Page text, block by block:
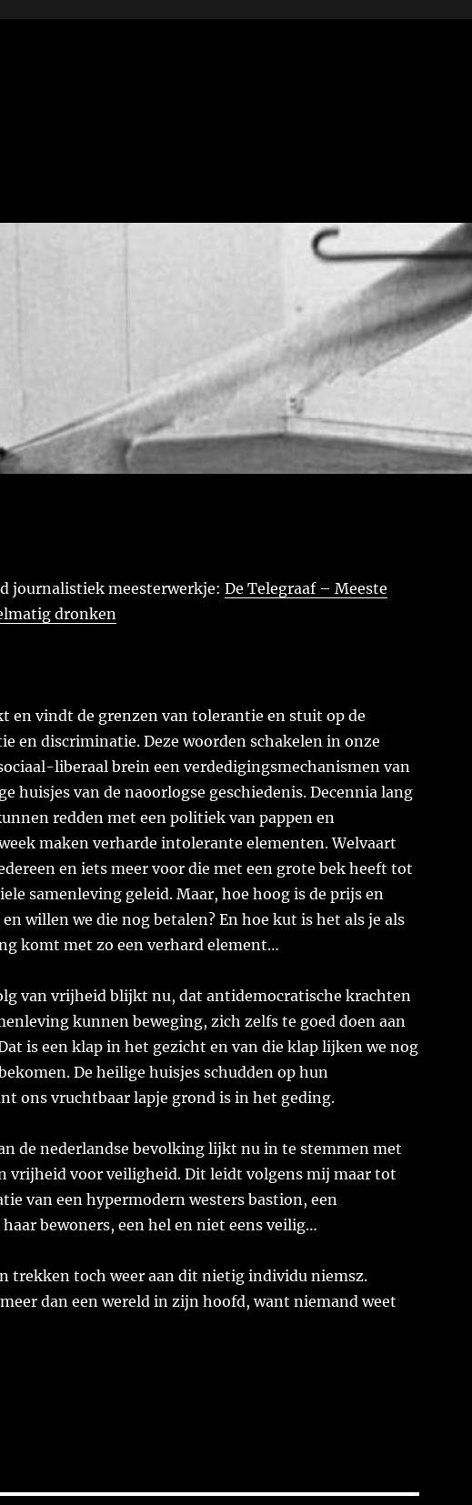
journalistiek meesterwerkje: De Telegraaf – Meeste
dronken
en vindt de grenzen van tolerantie en stuit op de
en discriminatie. Deze woorden schakelen in onze
liberaal brein een verdedigingsmechanismen van
huisjes van de naoorlogse geschiedenis. Decennia lang
redden met een politiek van pappen en
maken verharde intolerante elementen. Welvaart
en iets meer voor die met een grote bek heeft tot
samenleving geleid. Maar, hoe hoog is de prijs en
willen we die nog betalen? En hoe kut is het als je als
komt met zo een verhard element…
van vrijheid blijkt nu, dat antidemocratische krachten
kunnen beweging, zich zelfs te goed doen aan
is een klap in het gezicht en van die klap lijken we nog
De heilige huisjes schudden op hun
ons vruchtbaar lapje grond is in het geding.
de nederlandse bevolking lijkt nu in te stemmen met
vrijheid voor veiligheid. Dit leidt volgens mij maar tot
van een hypermodern westers bastion, een
bewoners, een hel en niet eens veilig…
trekken toch weer aan dit nietig individu niemsz.
dan een wereld in zijn hoofd, want niemand weet